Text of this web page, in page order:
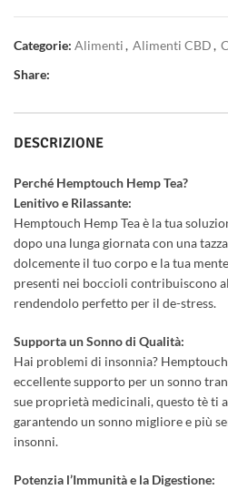
Categorie: Alimenti, Alimenti CBD,
Share:
DESCRIZIONE
Perché Hemptouch Hemp Tea?
Lenitivo e Rilassante:
Hemptouch Hemp Tea è la tua
dopo una lunga giornata con una
dolcemente il tuo corpo e la tua
presenti nei boccioli contribuiscono
rendendolo perfetto per il de-stress.
Supporta un Sonno di Qualità:
Hai problemi di insonnia?
eccellente supporto per un sonno
sue proprietà medicinali, questo tè ti
garantendo un sonno migliore e più
insonni.
Potenzia l’Immunità e la Digestione: